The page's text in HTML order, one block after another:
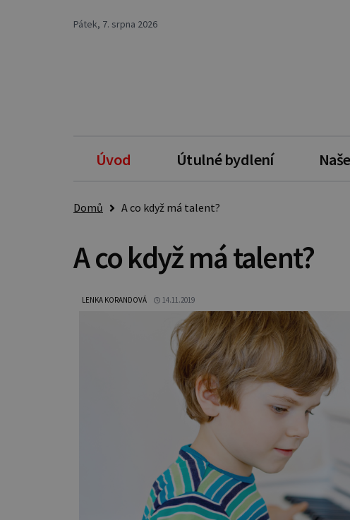
Pátek, 7. srpna 2026
Úvod Útulné bydlení
Domů A co když má talent?
A co když má talent?
LENKA KORANDOVÁ 14.11.2019